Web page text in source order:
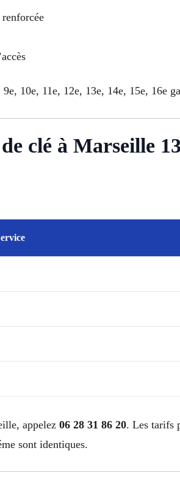
10e, 11e, 12e, 13e, 14e, 15e, 16e
clé à Marseille
appelez 06 28 31 86 20. Les tarifs
sont identiques.